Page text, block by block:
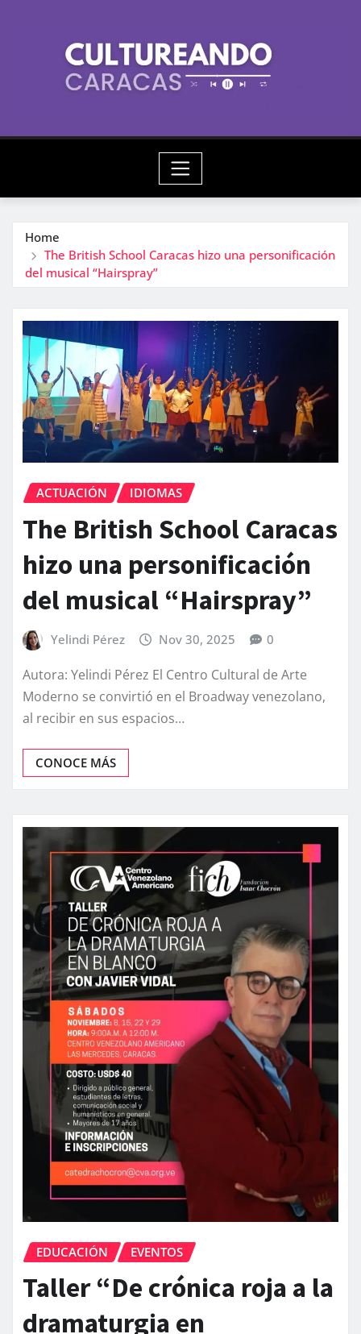
Home
The British School Caracas hizo una personificación
del musical “Hairspray”
ACTUACIÓN IDIOMAS
The British School Caracas
hizo una personificación
del musical “Hairspray”
Yelindi Pérez Nov 30, 2025 0
Autora: Yelindi Pérez El Centro Cultural de Arte
Moderno se convirtió en el Broadway venezolano,
al recibir en sus espacios…
CONOCE MÁS
EDUCACIÓN EVENTOS
Taller “De crónica roja a la
dramaturgia en